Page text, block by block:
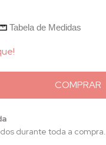
Tabela de Medidas
durante toda a compra.